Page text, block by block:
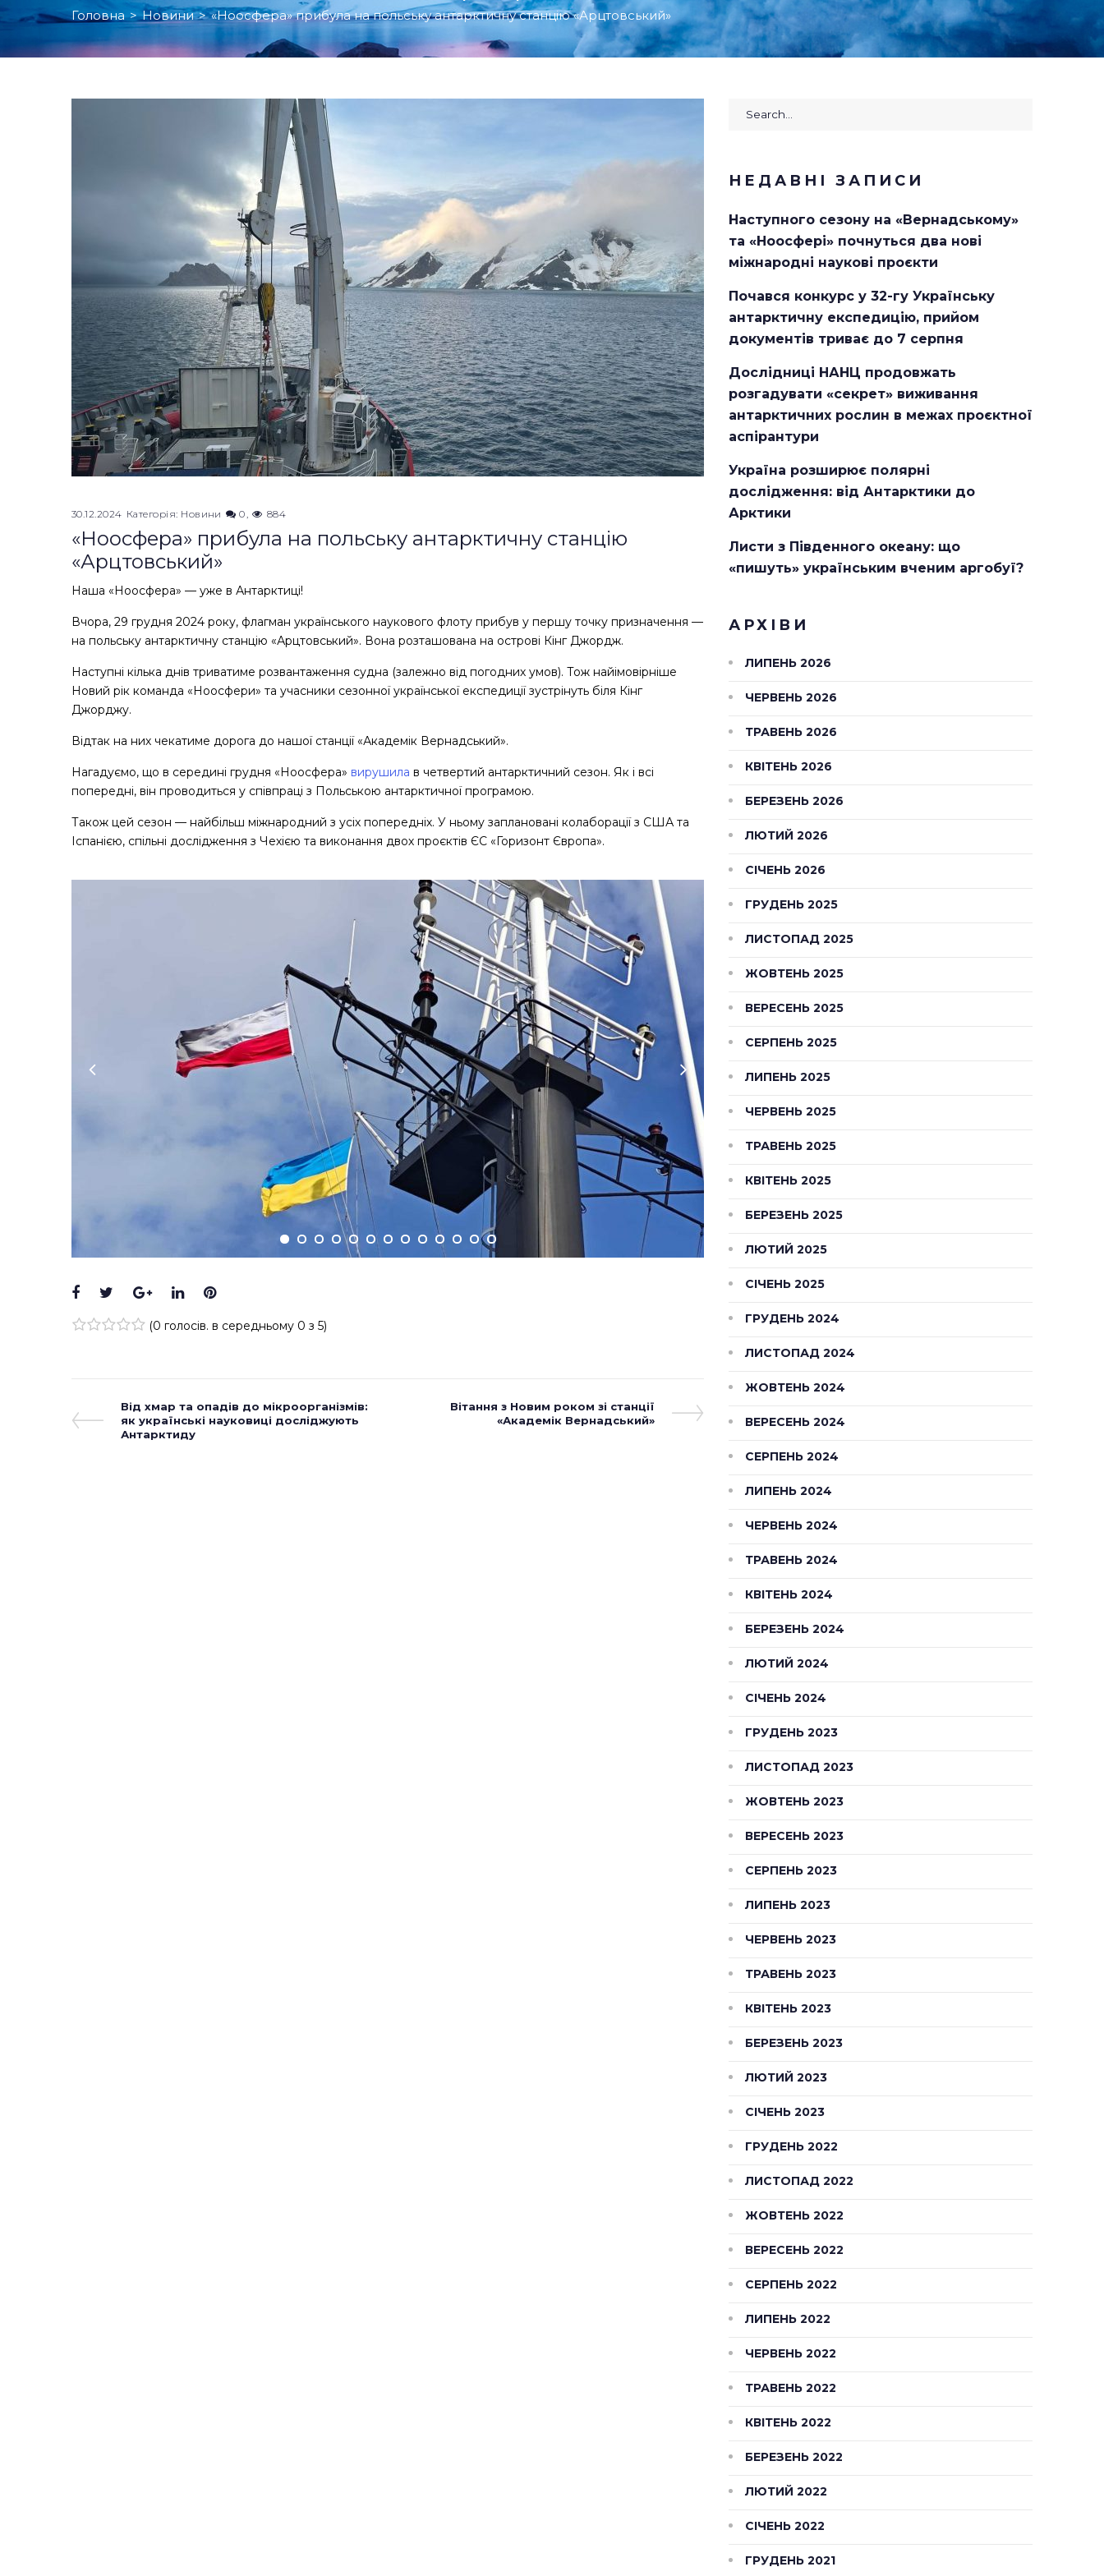
Головна > Новини > «Ноосфера» прибула на польську антарктичну станцію «Арцтовський»
30.12.2024 Категорія: Новини 0 884
«Ноосфера» прибула на польську антарктичну станцію
«Арцтовський»
Наша «Ноосфера» — уже в Антарктиці!
Вчора, 29 грудня 2024 року, флагман українського наукового флоту прибув у першу точку призначення —
на польську антарктичну станцію «Арцтовський». Вона розташована на острові Кінг Джордж.
Наступні кілька днів триватиме розвантаження судна (залежно від погодних умов). Тож найімовірніше
Новий рік команда «Ноосфери» та учасники сезонної української експедиції зустрінуть біля Кінг
Джорджу.
Відтак на них чекатиме дорога до нашої станції «Академік Вернадський».
Нагадуємо, що в середині грудня «Ноосфера» вирушила в четвертий антарктичний сезон. Як і всі
попередні, він проводиться у співпраці з Польською антарктичної програмою.
Також цей сезон — найбільш міжнародний з усіх попередніх. У ньому заплановані колаборації з США та
Іспанією, спільні дослідження з Чехією та виконання двох проєктів ЄС «Горизонт Європа».
Facebook
TwitterGoogle+
LinkedInPinterest
(0 голосів. в середньому 0 з 5)
Навігація
записів
Previous
Post
Від хмар та опадів до мікроорганізмів:
як українські науковиці досліджують
Антарктиду
Next
Вітання з Новим роком зі станції
«Академік Вернадський»
Search
НЕДАВНІ ЗАПИСИ
Наступного сезону на «Вернадському»
та «Ноосфері» почнуться два нові
міжнародні наукові проєкти
Почався конкурс у 32-гу Українську
антарктичну експедицію, прийом
документів триває до 7 серпня
Дослідниці НАНЦ продовжать
розгадувати «секрет» виживання
антарктичних рослин в межах проєктної
аспірантури
Україна розширює полярні
дослідження: від Антарктики до
Арктики
Листи з Південного океану: що
«пишуть» українським вченим аргобуї?
АРХІВИ
ЛИПЕНЬ 2026
ЧЕРВЕНЬ 2026
ТРАВЕНЬ 2026
КВІТЕНЬ 2026
БЕРЕЗЕНЬ 2026
ЛЮТИЙ 2026
СІЧЕНЬ 2026
ГРУДЕНЬ 2025
ЛИСТОПАД 2025
ЖОВТЕНЬ 2025
ВЕРЕСЕНЬ 2025
СЕРПЕНЬ 2025
ЛИПЕНЬ 2025
ЧЕРВЕНЬ 2025
ТРАВЕНЬ 2025
КВІТЕНЬ 2025
БЕРЕЗЕНЬ 2025
ЛЮТИЙ 2025
СІЧЕНЬ 2025
ГРУДЕНЬ 2024
ЛИСТОПАД 2024
ЖОВТЕНЬ 2024
ВЕРЕСЕНЬ 2024
СЕРПЕНЬ 2024
ЛИПЕНЬ 2024
ЧЕРВЕНЬ 2024
ТРАВЕНЬ 2024
КВІТЕНЬ 2024
БЕРЕЗЕНЬ 2024
ЛЮТИЙ 2024
СІЧЕНЬ 2024
ГРУДЕНЬ 2023
ЛИСТОПАД 2023
ЖОВТЕНЬ 2023
ВЕРЕСЕНЬ 2023
СЕРПЕНЬ 2023
ЛИПЕНЬ 2023
ЧЕРВЕНЬ 2023
ТРАВЕНЬ 2023
КВІТЕНЬ 2023
БЕРЕЗЕНЬ 2023
ЛЮТИЙ 2023
СІЧЕНЬ 2023
ГРУДЕНЬ 2022
ЛИСТОПАД 2022
ЖОВТЕНЬ 2022
ВЕРЕСЕНЬ 2022
СЕРПЕНЬ 2022
ЛИПЕНЬ 2022
ЧЕРВЕНЬ 2022
ТРАВЕНЬ 2022
КВІТЕНЬ 2022
БЕРЕЗЕНЬ 2022
ЛЮТИЙ 2022
СІЧЕНЬ 2022
ГРУДЕНЬ 2021